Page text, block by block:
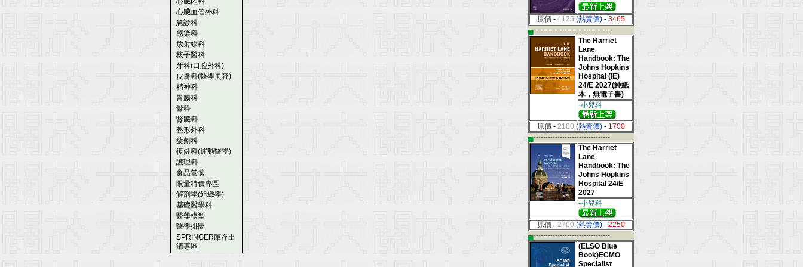
心臟血管外科
急診科
感染科
放射線科
核子醫科
牙科(口腔外科)
皮膚科(醫學美容)
精神科
胃腸科
骨科
腎臟科
整形外科
藥劑科
復健科(運動醫學)
護理科
食品營養
限量特價專區
解剖學(組織學)
基礎醫學科
醫學模型
醫學掛圖
SPRINGER庫存出
清專區
原價 - 4125 (熱賣價) - 3465
▄--------------------------------
The Harriet
Lane
Handbook: The
Johns Hopkins
Hospital (IE)
24/E 2027(純紙
本，無電子書)
-小兒科
原價 - 2100 (熱賣價) - 1700
▄--------------------------------
The Harriet
Lane
Handbook: The
Johns Hopkins
Hospital 24/E
2027
-小兒科
原價 - 2700 (熱賣價) - 2250
▄--------------------------------
(ELSO Blue
Book)ECMO
Specialist